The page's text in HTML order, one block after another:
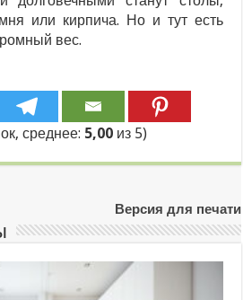
или кирпича. Но и тут есть
вес.
среднее: 5,00 из 5)
Версия для печати